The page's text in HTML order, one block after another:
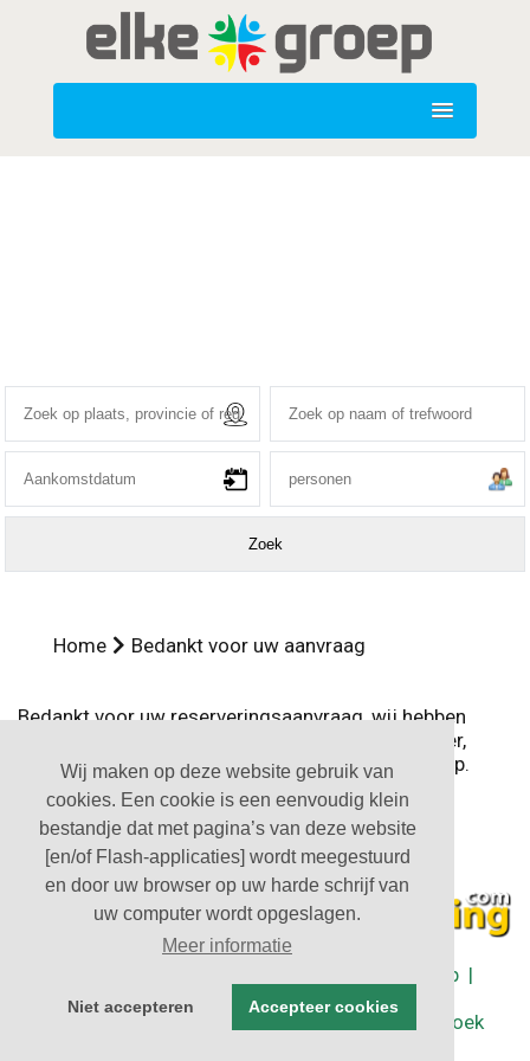
Wij maken op deze website gebruik van
cookies. Een cookie is een eenvoudig klein
bestandje dat met pagina’s van deze website
[en/of Flash-applicaties] wordt meegestuurd
en door uw browser op uw harde schrijf van
uw computer wordt opgeslagen.
Meer informatie
Niet accepteren Accepteer cookies
Home Bedankt voor uw aanvraag
Bedankt voor uw reserveringsaanvraag, wij hebben
deze doorgestuurd naar de accommodatiehouder,
deze neemt zo spoedig mogelijk contact met u op.
Sitemap |
Contact
| © Groepsaccommodaties in Nederland - Boek